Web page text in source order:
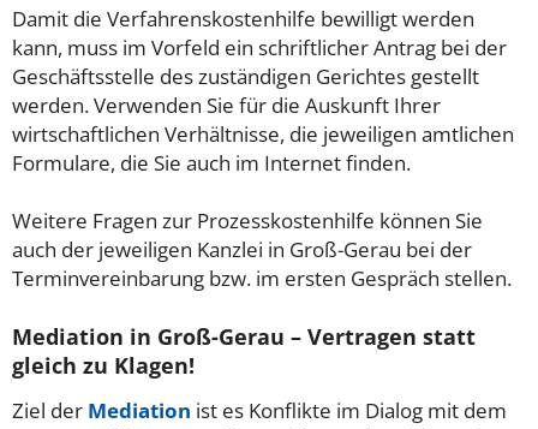
Damit die Verfahrenskostenhilfe bewilligt werden
kann, muss im Vorfeld ein schriftlicher Antrag bei der
Geschäftsstelle des zuständigen Gerichtes gestellt
werden. Verwenden Sie für die Auskunft Ihrer
wirtschaftlichen Verhältnisse, die jeweiligen amtlichen
Formulare, die Sie auch im Internet finden.
Weitere Fragen zur Prozesskostenhilfe können Sie
auch der jeweiligen Kanzlei in Groß-Gerau bei der
Terminvereinbarung bzw. im ersten Gespräch stellen.
Mediation in Groß-Gerau – Vertragen statt
gleich zu Klagen!
Ziel der Mediation ist es Konflikte im Dialog mit dem